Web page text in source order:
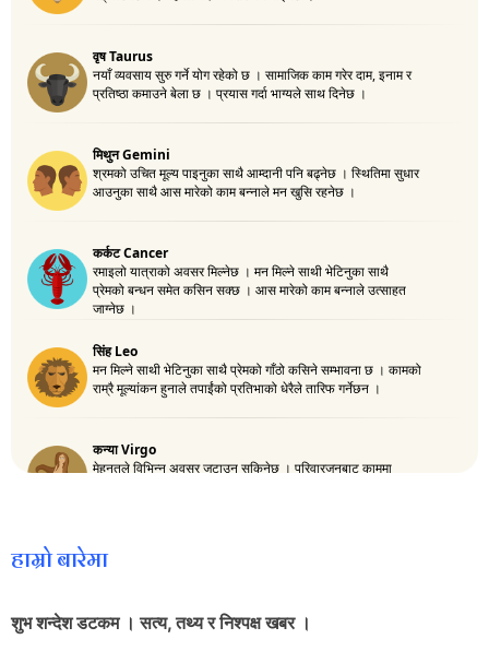
हाम्रो बारेमा
शुभ शन्देश डटकम । सत्य, तथ्य र निश्पक्ष खबर ।